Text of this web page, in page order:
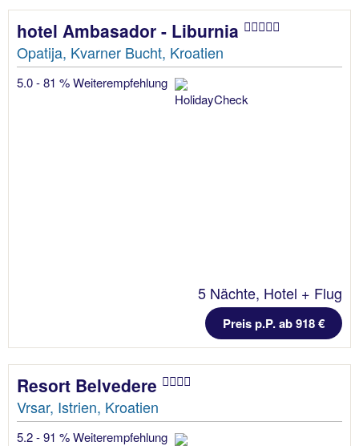
hotel Ambasador - Liburnia
Opatija, Kvarner Bucht, Kroatien
5.0 - 81 % Weiterempfehlung
5 Nächte, Hotel + Flug
Preis p.P. ab 918 €
Resort Belvedere
Vrsar, Istrien, Kroatien
5.2 - 91 % Weiterempfehlung